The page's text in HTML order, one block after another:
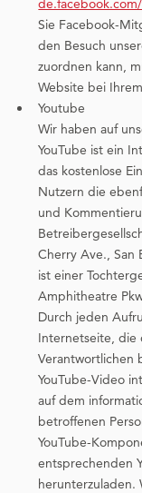
Sie Facebook-
den Besuch
zuordnen kann,
Website bei
Youtube
Wir haben auf
YouTube ist ein
das kostenlose
Nutzern die
und
Cherry Ave., San
ist einer
Amphitheatre
Durch jeden
Internetseite, die
Verantwortlichen
YouTube-Video
auf dem
betroffenen
YouTube-
entsprechenden
herunterzuladen.